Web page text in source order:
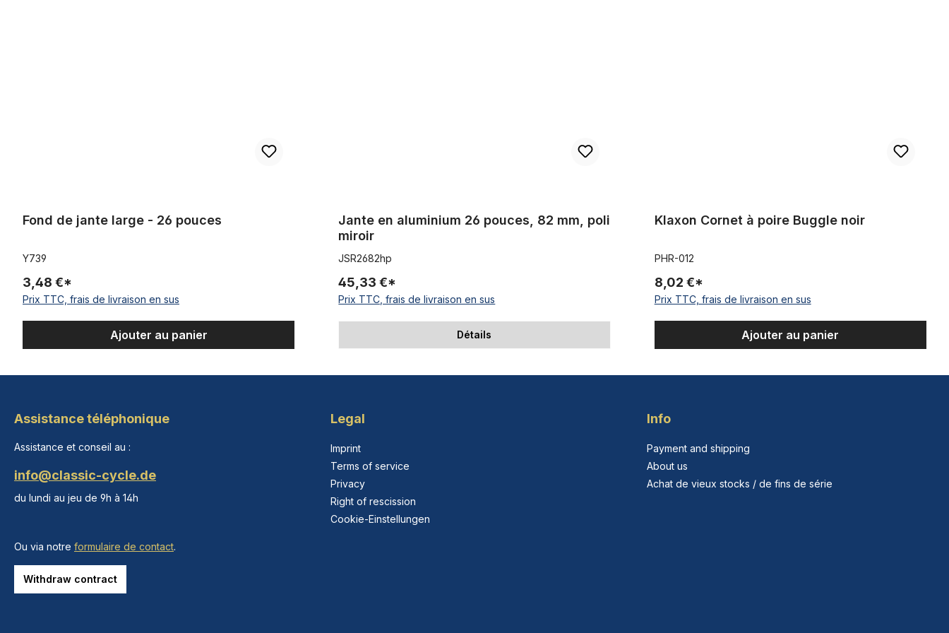
Fond de jante large - 26 pouces
Y739
3,48 €*
Prix TTC, frais de livraison en sus
Ajouter au panier
Jante en aluminium 26 pouces, 82 mm, poli
miroir
JSR2682hp
45,33 €*
Prix TTC, frais de livraison en sus
Détails
Klaxon Cornet à poire Buggle noir
PHR-012
8,02 €*
Prix TTC, frais de livraison en sus
Ajouter au panier
Assistance téléphonique
Assistance et conseil au :
info@classic-cycle.de
du lundi au jeu de 9h à 14h
Ou via notre formulaire de contact.
Withdraw contract
Legal
Imprint
Terms of service
Privacy
Right of rescission
Cookie-Einstellungen
Info
Payment and shipping
About us
Achat de vieux stocks / de fins de série